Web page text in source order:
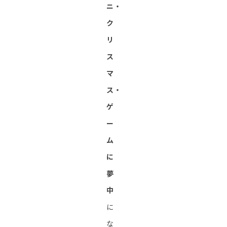
ニ・
ク
リ
ス
マ
ス・
ゲ
ー
ム
に
夢
中
に
な